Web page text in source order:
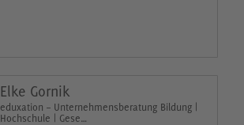
Elke Gornik
eduxation – Unternehmensberatung Bildung |
Hochschule | Gese…